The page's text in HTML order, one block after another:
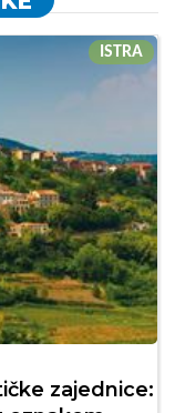
ISTRA
zajednice: